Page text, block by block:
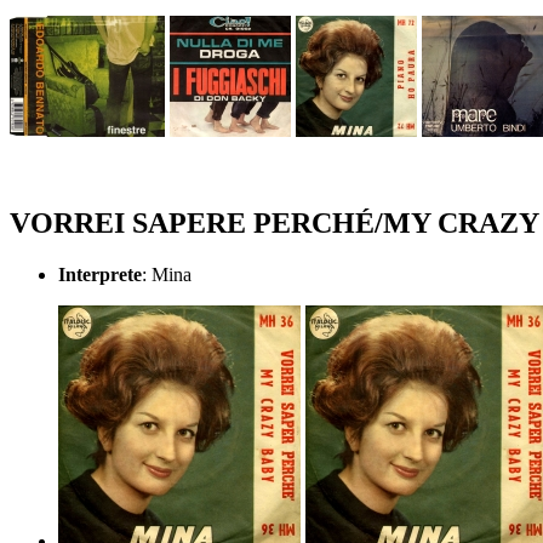
VORREI SAPERE PERCHÉ/MY
Interprete: Mina